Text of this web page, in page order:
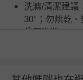
洗滌/清潔建議
30°；勿烘乾
分開洗滌。